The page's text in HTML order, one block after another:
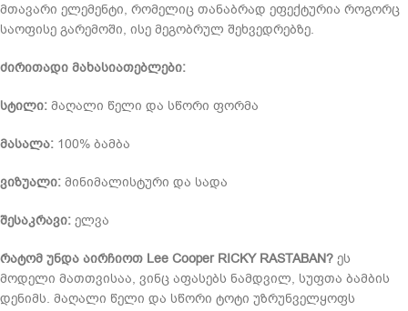
მთავარი ელემენტი, რომელიც თანაბრად ეფექტურია როგორც
საოფისე გარემოში, ისე მეგობრულ შეხვედრებზე.
ძირითადი მახასიათებლები:
სტილი: მაღალი წელი და სწორი ფორმა
მასალა: 100% ბამბა
ვიზუალი: მინიმალისტური და სადა
შესაკრავი: ელვა
რატომ უნდა აირჩიოთ Lee Cooper RICKY RASTABAN? ეს
მოდელი მათთვისაა, ვინც აფასებს ნამდვილ, სუფთა ბამბის
დენიმს. მაღალი წელი და სწორი ტოტი უზრუნველყოფს